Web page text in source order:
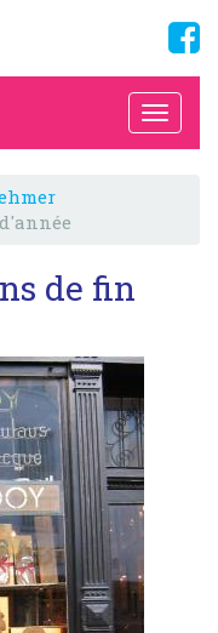
de fin